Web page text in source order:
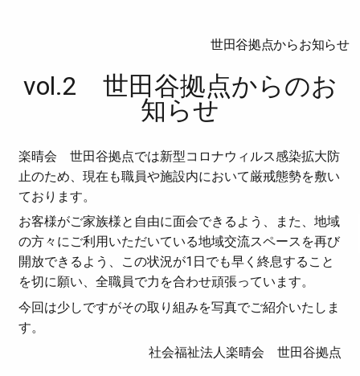
世田谷拠点からお知らせ
vol.2 世田谷拠点からのお
知らせ
楽晴会 世田谷拠点では新型コロナウィルス感染拡大防
止のため、現在も職員や施設内において厳戒態勢を敷い
ております。
お客様がご家族様と自由に面会できるよう、また、地域
の方々にご利用いただいている地域交流スペースを再び
開放できるよう、この状況が1日でも早く終息すること
を切に願い、全職員で力を合わせ頑張っています。
今回は少しですがその取り組みを写真でご紹介いたしま
す。
社会福祉法人楽晴会 世田谷拠点